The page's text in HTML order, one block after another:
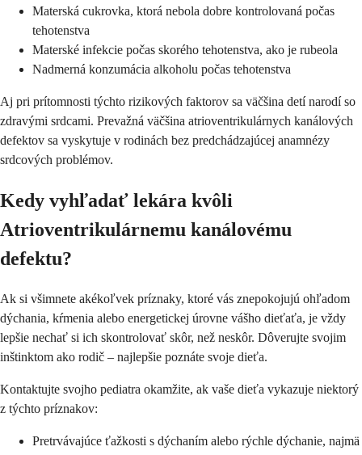
Materská cukrovka, ktorá nebola dobre kontrolovaná počas
tehotenstva
Materské infekcie počas skorého tehotenstva, ako je rubeola
Nadmerná konzumácia alkoholu počas tehotenstva
Aj pri prítomnosti týchto rizikových faktorov sa väčšina detí narodí so
zdravými srdcami. Prevažná väčšina atrioventrikulárnych kanálových
defektov sa vyskytuje v rodinách bez predchádzajúcej anamnézy
srdcových problémov.
Kedy vyhľadať lekára kvôli
Atrioventrikulárnemu kanálovému
defektu?
Ak si všimnete akékoľvek príznaky, ktoré vás znepokojujú ohľadom
dýchania, kŕmenia alebo energetickej úrovne vášho dieťaťa, je vždy
lepšie nechať si ich skontrolovať skôr, než neskôr. Dôverujte svojim
inštinktom ako rodič – najlepšie poznáte svoje dieťa.
Kontaktujte svojho pediatra okamžite, ak vaše dieťa vykazuje niektorý
z týchto príznakov:
Pretrvávajúce ťažkosti s dýchaním alebo rýchle dýchanie, najmä